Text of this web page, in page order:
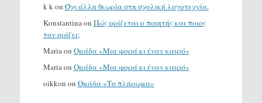
k kon Όχι άλλη θεωρία στη σχολική λογοτεχνία.
Konstantinaon Πώς ορίζεται ο ποιητής και ποιος
τον ορίζει;
Mariaon Ομάδα «Μια φορά κι έναν καιρό»
Mariaon Ομάδα «Μια φορά κι έναν καιρό»
oikkon on Ομάδα «Το πλήρωμα»